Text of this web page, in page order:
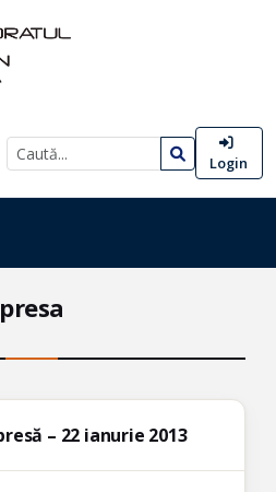
Login
presa
– 22 ianurie 2013